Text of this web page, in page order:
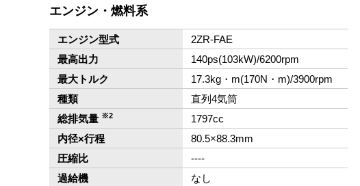
エンジン・燃料系
エンジン型式
2ZR-FAE
最高出力
140ps(103kW)/6200rpm
最大トルク
17.3kg・m(170N・m)/3900rpm
種類
直列4気筒
総排気量 ※2
1797cc
内径×行程
80.5×88.3mm
圧縮比
‐‐‐‐
過給機
なし